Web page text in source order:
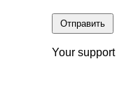
Отправить
Your